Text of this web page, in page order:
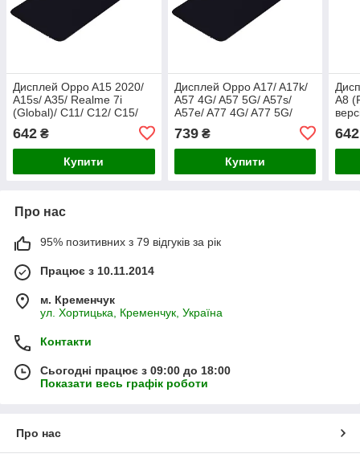
Дисплей Oppo A15 2020/
A15s/ A35/ Realme 7i
(Global)/ C11/ C12/ C15/
оригінал в упаков
642 ₴
Купити
Дисплей Oppo A17/ A17k/
A57 4G/ A57 5G/ A57s/
A57e/ A77 4G/ A77 5G/
упаковці
739₴
Купити
A8
642
Про нас
95% позитивних з 79 відгуків за рік
Працює з 10.11.2014
м. Кременчук
ул. Хортицька, Кременчук, Україна
Контакти
Сьогодні працює з 09:00 до 18:00
Показати весь графік роботи
Про нас